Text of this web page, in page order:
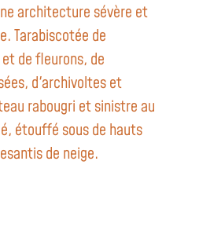
architecture sévère et
Tarabiscotée de
de fleurons, de
d'archivoltes et
rabougri et sinistre au
étouffé sous de hauts
de neige.